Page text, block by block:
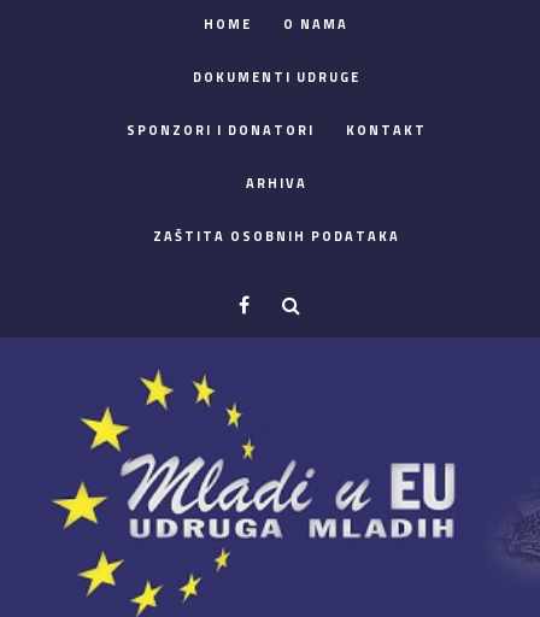
HOME O NAMA
DOKUMENTI UDRUGE
SPONZORI I DONATORI KONTAKT
ARHIVA
ZAŠTITA OSOBNIH PODATAKA